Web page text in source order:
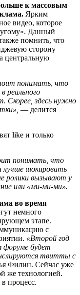
к массовым
Ярким
видео, которое
Данный
помнить, что
сторону
центральную
понимать, что
реального
Скорее, здесь нужно
— делится
like и только
понимать, что
лучше шокировать
ролики вызывают у
или «ми-ми-ми».
во время
немного
этапе.
с
«Второй год
форуме будет
твитты с
Филин. Сейчас уже
же технологией.
процесс.